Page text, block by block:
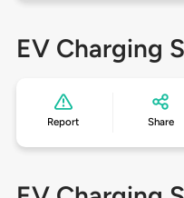
EV Charging
Report Share